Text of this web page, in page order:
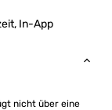
In-App
nicht über eine